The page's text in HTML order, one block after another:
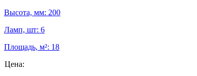
Высота, мм: 200
Ламп, шт: 6
Площадь, м²: 18
Цена: